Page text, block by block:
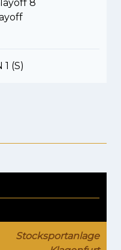
8
1 (S)
Stocksportanlage